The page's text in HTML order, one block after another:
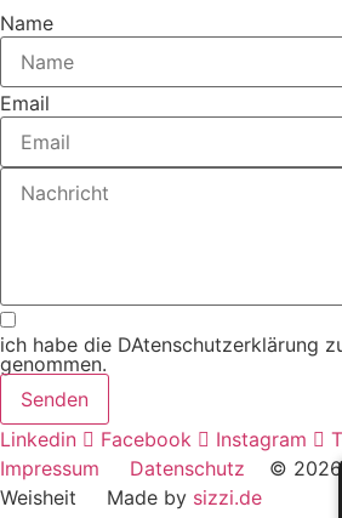
Name
Email
ich habe die DAtenschutzerklärung
genommen.
Senden
Linkedin
Facebook Instagram
Impressum
Datenschutz © 2026
Weisheit Made by sizzi.de